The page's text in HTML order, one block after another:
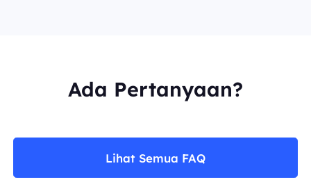
Ada Pertanyaan?
Lihat Semua FAQ